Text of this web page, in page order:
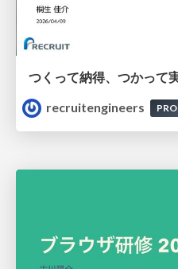
recruitengineers
PRO